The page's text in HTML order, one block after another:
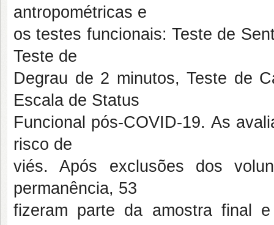
antropométricas e
os testes funcionais: Teste de
Teste de
Degrau de 2 minutos, Teste de
Escala de Status
Funcional pós-COVID-19. As
risco de
viés. Após exclusões dos
permanência, 53
fizeram parte da amostra final